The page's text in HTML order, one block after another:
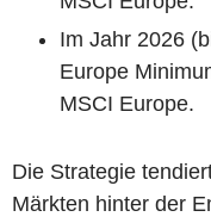
Im Jahr 2026
Europe
MSCI Europe.
Die Strategie
Märkten hinter der